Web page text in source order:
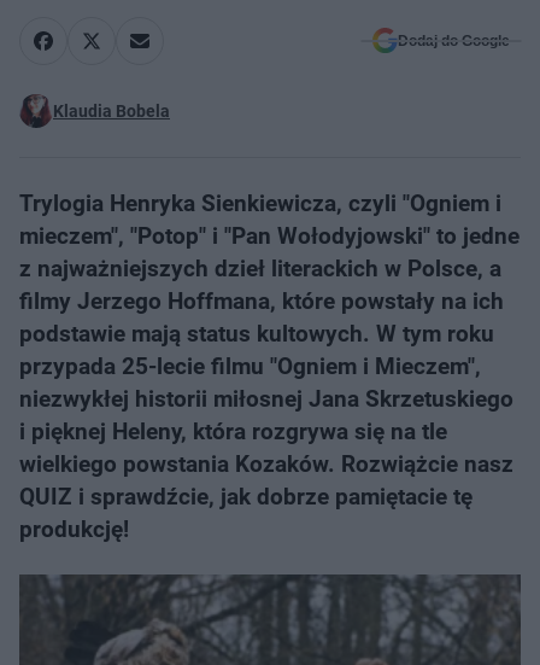
Dodaj do Google
Klaudia Bobela
Trylogia Henryka Sienkiewicza, czyli "Ogniem i
mieczem", "Potop" i "Pan Wołodyjowski" to jedne
z najważniejszych dzieł literackich w Polsce, a
filmy Jerzego Hoffmana, które powstały na ich
podstawie mają status kultowych. W tym roku
przypada 25-lecie filmu "Ogniem i Mieczem",
niezwykłej historii miłosnej Jana Skrzetuskiego
i pięknej Heleny, która rozgrywa się na tle
wielkiego powstania Kozaków. Rozwiążcie nasz
QUIZ i sprawdźcie, jak dobrze pamiętacie tę
produkcję!